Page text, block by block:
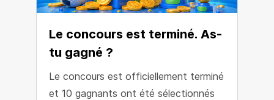
Le concours est terminé. As-
tu gagné ?
Le concours est officiellement terminé
et 10 gagnants ont été sélectionnés